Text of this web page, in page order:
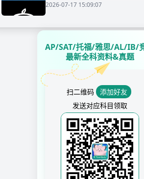
2026-07-17 15:09:07
AP/SAT/托福/雅思/AL/IB/
最新全科资料&真题
扫二维码
添加好友
发送对应科目领取